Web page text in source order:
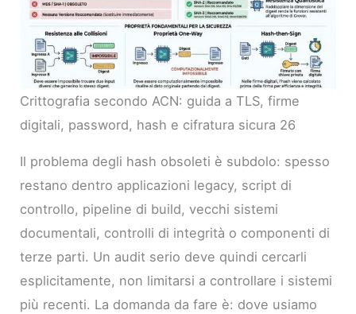
Crittografia secondo ACN: guida a TLS, firme
digitali, password, hash e cifratura sicura 26
Il problema degli hash obsoleti è subdolo: spesso
restano dentro applicazioni legacy, script di
controllo, pipeline di build, vecchi sistemi
documentali, controlli di integrità o componenti di
terze parti. Un audit serio deve quindi cercarli
esplicitamente, non limitarsi a controllare i sistemi
più recenti. La domanda da fare è: dove usiamo